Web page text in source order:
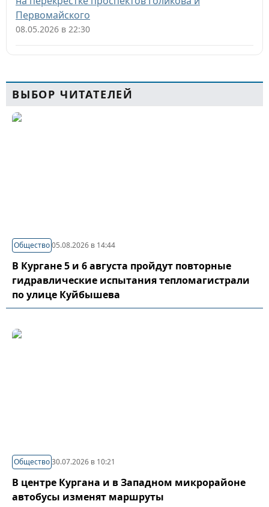
Первомайского
08.05.2026 в 22:30
ВЫБОР ЧИТАТЕЛЕЙ
Общество05.08.2026 в 14:44
В Кургане 5 и 6 августа пройдут повторные
гидравлические испытания тепломагистрали
по улице Куйбышева
Общество30.07.2026 в 10:21
В центре Кургана и в Западном микрорайоне
автобусы изменят маршруты